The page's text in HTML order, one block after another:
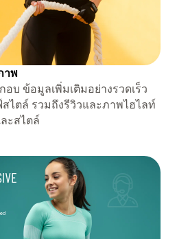
าพ
บ ข้อมูลเพิ่มเติมอย่างรวดเร็ว
สไตล์ รวมถึงรีวิวและภาพไฮไลท์
ะสไตล์